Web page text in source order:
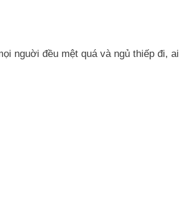
nguời đều mệt quá và ngủ thiếp đi, ai